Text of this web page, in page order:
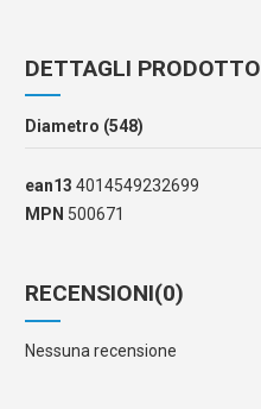
DETTAGLI PRODOTTO
Diametro (548)
ean13 4014549232699
MPN 500671
RECENSIONI(0)
Nessuna recensione